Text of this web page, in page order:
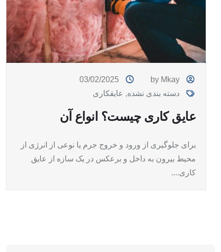
by Mkay
03/02/2025
دسته بندی نشده, عایقکاری
عایق کاری چیست؟ انواع آن
برای جلوگیری از ورود و خروج جرم یا نوعی از انرژی از
محیط بیرون به داخل و برعکس در یک سازه از عایق
کاری....